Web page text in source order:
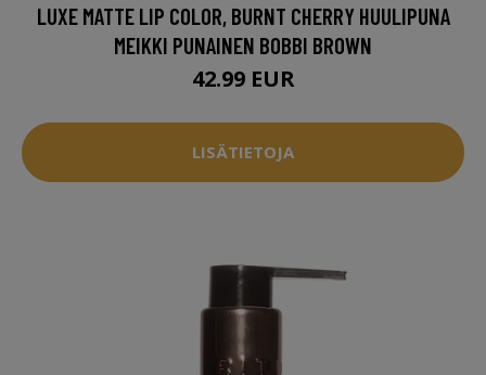
LUXE MATTE LIP COLOR, BURNT CHERRY HUULIPUNA
MEIKKI PUNAINEN BOBBI BROWN
42.99 EUR
LISÄTIETOJA